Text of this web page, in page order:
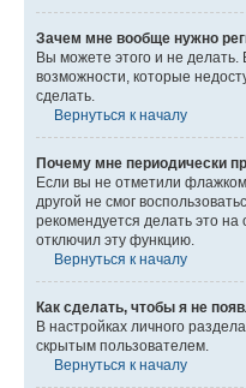
Зачем мне вообще нужно
Вы можете этого и не
возможности, которые
сделать.
Вернуться к началу
Почему мне периодически
Если вы не отметили
другой не смог
рекомендуется делать это
отключил эту функцию.
Вернуться к началу
Как сделать, чтобы я не
В настройках личного
скрытым пользователем.
Вернуться к началу